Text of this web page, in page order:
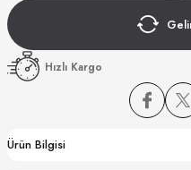
Hızlı Kargo
Ürün Bilgisi